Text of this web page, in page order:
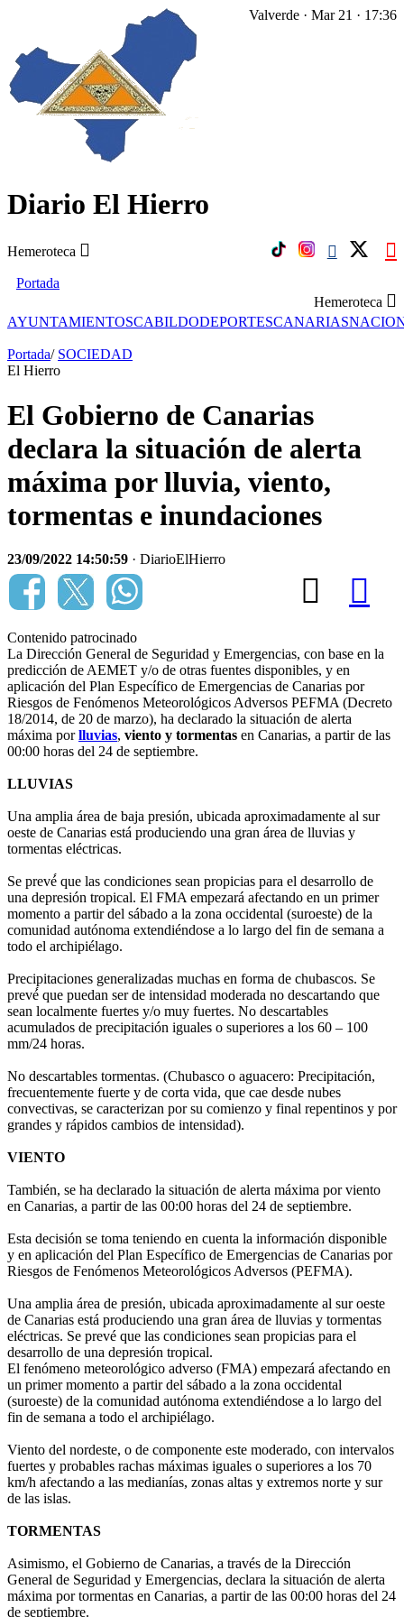
Diario El Hierro
Hemeroteca
Valverde · Mar 21 · 17:36
Portada
Hemeroteca
AYUNTAMIENTOSCABILDODEPORTESCANARIAS
Portada/ SOCIEDAD
El Hierro
El Gobierno de Canarias
declara la situación de alerta
máxima por lluvia, viento,
tormentas e inundaciones
23/09/2022 14:50:59 · DiarioElHierro
Contenido patrocinado
La Dirección General de Seguridad y Emergencias, con base en la
predicción de AEMET y/o de otras fuentes disponibles, y en
aplicación del Plan Específico de Emergencias de Canarias por
Riesgos de Fenómenos Meteorológicos Adversos PEFMA (Decreto
18/2014, de 20 de marzo), ha declarado la situación de alerta
máxima porlluvias, viento y tormentas en Canarias, a partir de las
00:00 horas del 24 de septiembre.
LLUVIAS
Una amplia área de baja presión, ubicada aproximadamente al sur
oeste de Canarias está produciendo una gran área de lluvias y
tormentas eléctricas.
Se prevé́ que las condiciones sean propicias para el desarrollo de
una depresión tropical. El FMA empezará afectando en un primer
momento a partir del sábado a la zona occidental (suroeste) de la
comunidad autónoma extendiéndose a lo largo del fin de semana a
todo el archipiélago.
Precipitaciones generalizadas muchas en forma de chubascos. Se
prevé́ que puedan ser de intensidad moderada no descartando que
sean localmente fuertes y/o muy fuertes. No descartables
acumulados de precipitación iguales o superiores a los 60 – 100
mm/24 horas.
No descartables tormentas. (Chubasco o aguacero: Precipitación,
frecuentemente fuerte y de corta vida, que cae desde nubes
convectivas, se caracterizan por su comienzo y final repentinos y por
grandes y rápidos cambios de intensidad).
VIENTO
También, se ha declarado la situación de alerta máxima por viento
en Canarias, a partir de las 00:00 horas del 24 de septiembre.
Esta decisión se toma teniendo en cuenta la información disponible
y en aplicación del Plan Específico de Emergencias de Canarias por
Riesgos de Fenómenos Meteorológicos Adversos (PEFMA).
Una amplia área de presión, ubicada aproximadamente al sur oeste
de Canarias está produciendo una gran área de lluvias y tormentas
eléctricas. Se prevé que las condiciones sean propicias para el
desarrollo de una depresión tropical.
El fenómeno meteorológico adverso (FMA) empezará afectando en
un primer momento a partir del sábado a la zona occidental
(suroeste) de la comunidad autónoma extendiéndose a lo largo del
fin de semana a todo el archipiélago.
Viento del nordeste, o de componente este moderado, con intervalos
fuertes y probables rachas máximas iguales o superiores a los 70
km/h afectando a las medianías, zonas altas y extremos norte y sur
de las islas.
TORMENTAS
Asimismo, el Gobierno de Canarias, a través de la Dirección
General de Seguridad y Emergencias, declara la situación de alerta
máxima por tormentas en Canarias, a partir de las 00:00 horas del 24
de septiembre.